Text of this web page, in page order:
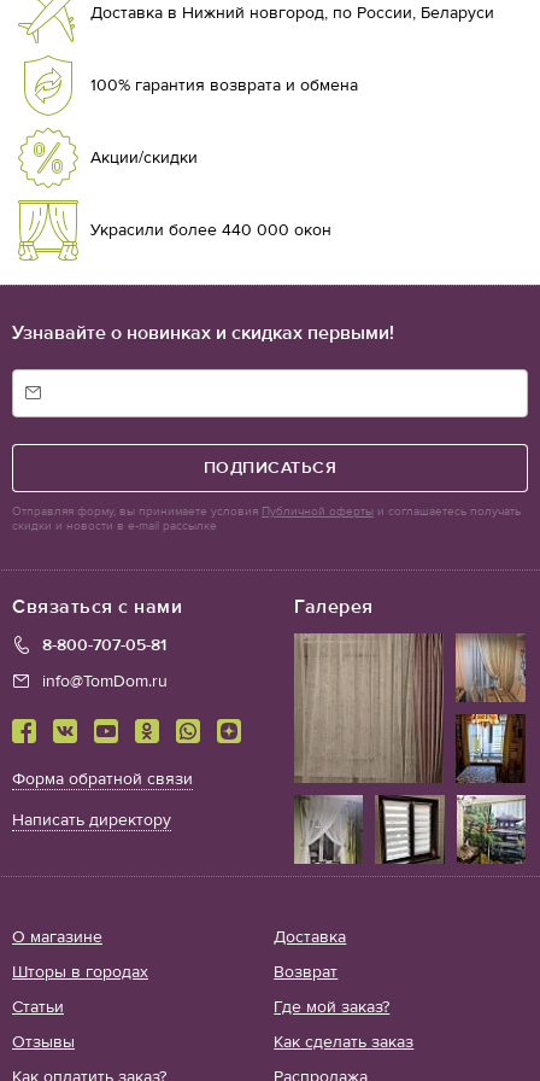
обновить интерьер вашего дома с нашей помощью!
Доставка в Нижний новгород, по России, Беларуси
100% гарантия возврата и обмена
Акции/скидки
Украсили более 440 000 окон
Галерея
Связаться с нами
8-800-707-05-81
info@TomDom.ru
Форма обратной связи
Написать директору
О магазине
Доставка
Шторы в городах
Возврат
Статьи
Где мой заказ?
Отзывы
Как сделать заказ
Узнавайте о новинках и скидках первыми!
ПОДПИСАТЬСЯ
Отправляя форму, вы принимаете условия Публичной оферты и соглашаетесь получать
скидки и новости в e-mail рассылке